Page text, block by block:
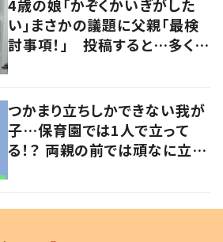
4歳の娘「かぞくかいぎがした
い」まさかの議題に父親「最検
討事項！」 投稿すると…多くの
つかまり立ちしかできない我が
子…保育園では1人で立って
る！？ 両親の前では頑なに立た